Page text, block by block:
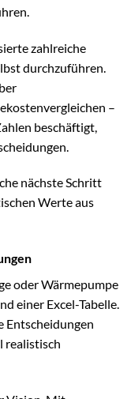
zahlreiche
durchzuführen.
–
beschäftigt,
nächste Schritt
Werte aus
oder Wärmepumpe
einer Excel-Tabelle.
Entscheidungen
realistisch